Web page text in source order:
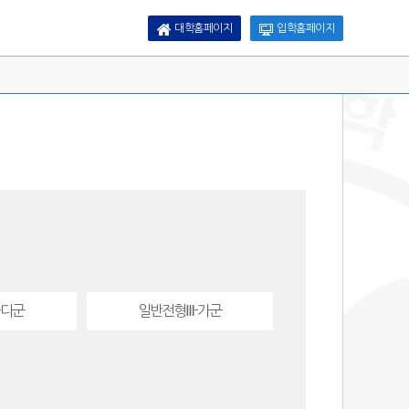
입학홈페이지
대학홈페이지
군 일반전형Ⅲ-가군